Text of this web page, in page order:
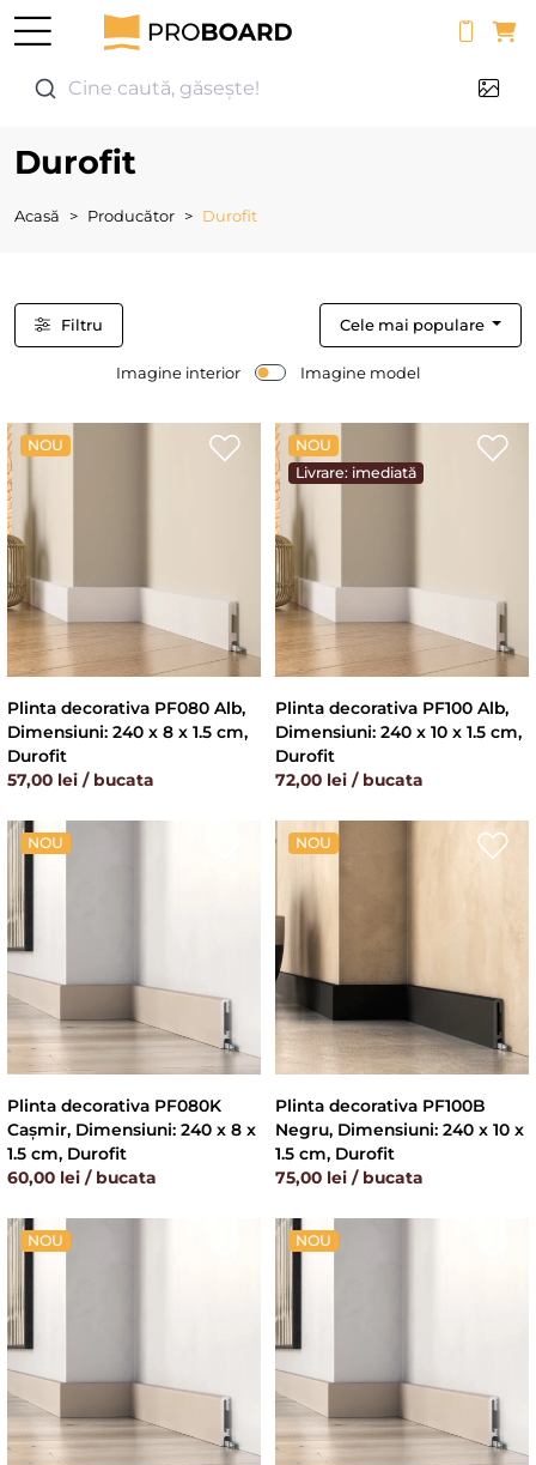
Cine caută, găsește!
Durofit
Acasă Producător Durofit
Filtru Cele mai populare
Imagine interior Imagine model
NOU
Plinta decorativa PF080 Alb,
Dimensiuni: 240 x 8 x 1.5 cm,
Durofit
57,00 lei / bucata
NOU
Livrare: imediată
Plinta decorativa PF100 Alb,
Dimensiuni: 240 x 10 x 1.5 cm,
Durofit
72,00 lei / bucata
NOU
Plinta decorativa PF080K
Cașmir, Dimensiuni: 240 x 8 x
1.5 cm, Durofit
60,00 lei / bucata
NOU
Plinta decorativa PF100B
Negru, Dimensiuni: 240 x 10 x
1.5 cm, Durofit
75,00 lei / bucata
NOU NOU